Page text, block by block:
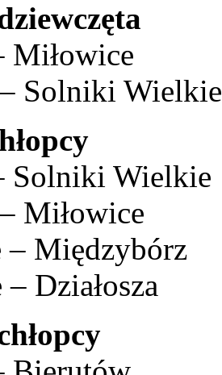
Miłowice
Solniki Wielkie
Solniki Wielkie
Miłowice
– Międzybórz
Działosza